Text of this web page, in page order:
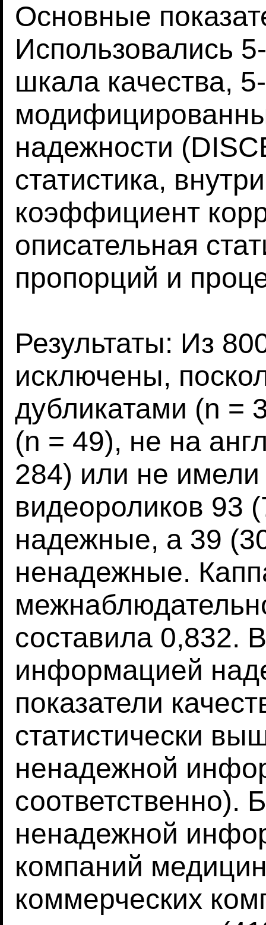
Основные
Использовались
шкала качества,
надежности
статистика,
коэффициент
описательная
пропорций и
Результаты: Из
исключены,
дубликатами (n =
(n = 49), не на
284) или не
видеороликов 93
надежные, а 39
ненадежные.
составила 0,832.
информацией
показатели
статистически
ненадежной
соответственно).
ненадежной
компаний
коммерческих